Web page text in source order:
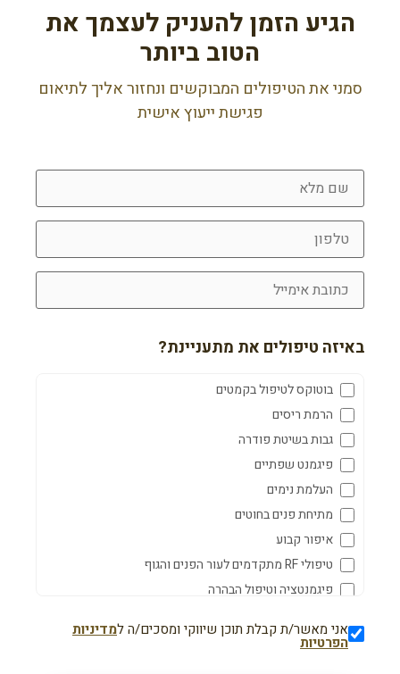
הגיע הזמן להעניק לעצמך את
הטוב ביותר
סמני את הטיפולים המבוקשים ונחזור אליך לתיאום
פגישת ייעוץ אישית
באיזה טיפולים את מתעניינת?
בוטוקס לטיפול בקמטים
הרמת ריסים
גבות בשיטת פודרה
פיגמנט שפתיים
העלמת נימים
מתיחת פנים בחוטים
איפור קבוע
טיפולי RF מתקדמים לעור הפנים והגוף
פיגמנטציה וטיפול הבהרה
טיפול בצלקות ואקנה פעיל
אני מאשר/ת קבלת תוכן שיווקי ומסכים/ה למדיניות
הפרטיות